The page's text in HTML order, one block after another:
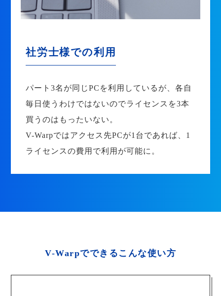
社労士様での利用
パート3名が同じPCを利用しているが、各自
毎日使うわけではないのでライセンスを3本
買うのはもったいない。
V-Warpではアクセス先PCが1台であれば、1
ライセンスの費用で利用が可能に。
V-Warpでできるこんな使い方